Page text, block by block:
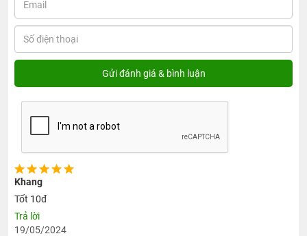
Khang
Tốt 10đ
Trả lời
19/05/2024